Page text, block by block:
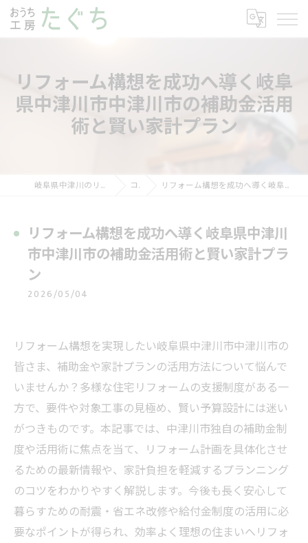
リフォーム構想を成功へ導く岐阜
県中津川市中津川市の補助金活用
術と賢い家計プラン
岐阜県中津川のリフォームならおうち工房たぐち コラム リフォーム構想を成功へ導く岐阜県中津川市中津川市の補助金活用術と賢い家計プラン
リフォーム構想を成功へ導く岐阜県中津川
市中津川市の補助金活用術と賢い家計プラ
ン
2026/05/04
リフォーム構想を実現したい岐阜県中津川市中津川市の
皆さま、補助金や家計プランの活用方法について悩んで
いませんか？多様な住宅リフォームの支援制度がある一
方で、要件や対象工事の見極め、賢い予算設計には迷い
がつきものです。本記事では、中津川市独自の補助金制
度や活用術に焦点を当て、リフォーム計画を具体化させ
るための最新情報や、家計負担を軽減するプランニング
のコツをわかりやすく解説します。今後も長く安心して
暮らすための耐震・省エネ改修や給付金制度の活用に必
要なポイントが得られ、効率よく理想の住まいへリフォ